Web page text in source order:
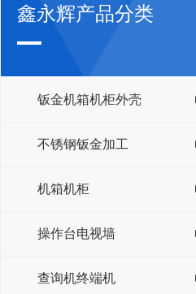
鑫永辉产品分类
钣金机箱机柜外壳
不锈钢钣金加工
机箱机柜
操作台电视墙
查询机终端机